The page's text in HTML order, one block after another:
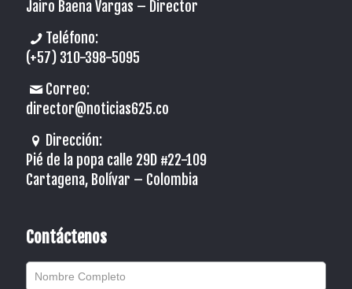
Jairo Baena Vargas – Director
Teléfono:
(+57) 310-398-5095
Correo:
director@noticias625.co
Dirección:
Pié de la popa calle 29D #22-109
Cartagena, Bolívar – Colombia
Contáctenos